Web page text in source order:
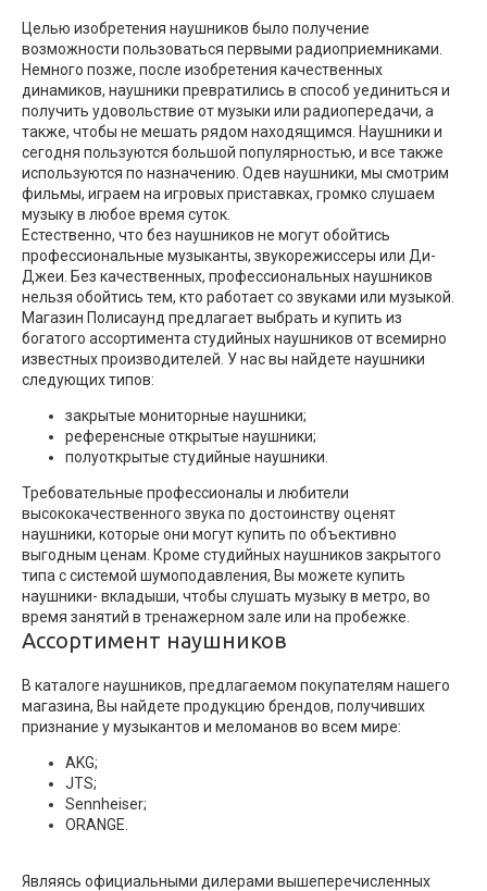
Целью изобретения наушников было получение
возможности пользоваться первыми радиоприемниками.
Немного позже, после изобретения качественных
динамиков, наушники превратились в способ уединиться и
получить удовольствие от музыки или радиопередачи, а
также, чтобы не мешать рядом находящимся. Наушники и
сегодня пользуются большой популярностью, и все также
используются по назначению. Одев наушники, мы смотрим
фильмы, играем на игровых приставках, громко слушаем
музыку в любое время суток.
Естественно, что без наушников не могут обойтись
профессиональные музыканты, звукорежиссеры или Ди-
Джеи. Без качественных, профессиональных наушников
нельзя обойтись тем, кто работает со звуками или музыкой.
Магазин Полисаунд предлагает выбрать и купить из
богатого ассортимента студийных наушников от всемирно
известных производителей. У нас вы найдете наушники
следующих типов:
закрытые мониторные наушники;
референсные открытые наушники;
полуоткрытые студийные наушники.
Требовательные профессионалы и любители
высококачественного звука по достоинству оценят
наушники, которые они могут купить по объективно
выгодным ценам. Кроме студийных наушников закрытого
типа с системой шумоподавления, Вы можете купить
наушники- вкладыши, чтобы слушать музыку в метро, во
время занятий в тренажерном зале или на пробежке.
Ассортимент наушников
В каталоге наушников, предлагаемом покупателям нашего
магазина, Вы найдете продукцию брендов, получивших
признание у музыкантов и меломанов во всем мире:
AKG;
JTS;
Sennheiser;
ОRANGE.
Являясь официальными дилерами вышеперечисленных